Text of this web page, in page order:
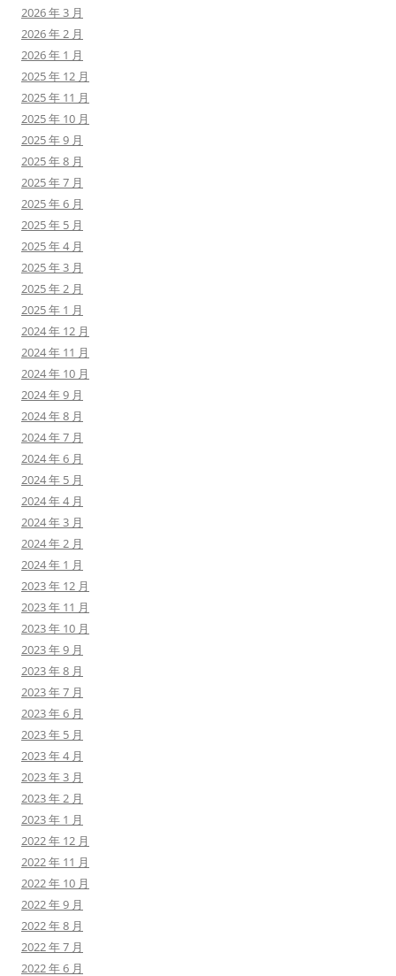
2026 年 3 月
2026 年 2 月
2026 年 1 月
2025 年 12 月
2025 年 11 月
2025 年 10 月
2025 年 9 月
2025 年 8 月
2025 年 7 月
2025 年 6 月
2025 年 5 月
2025 年 4 月
2025 年 3 月
2025 年 2 月
2025 年 1 月
2024 年 12 月
2024 年 11 月
2024 年 10 月
2024 年 9 月
2024 年 8 月
2024 年 7 月
2024 年 6 月
2024 年 5 月
2024 年 4 月
2024 年 3 月
2024 年 2 月
2024 年 1 月
2023 年 12 月
2023 年 11 月
2023 年 10 月
2023 年 9 月
2023 年 8 月
2023 年 7 月
2023 年 6 月
2023 年 5 月
2023 年 4 月
2023 年 3 月
2023 年 2 月
2023 年 1 月
2022 年 12 月
2022 年 11 月
2022 年 10 月
2022 年 9 月
2022 年 8 月
2022 年 7 月
2022 年 6 月